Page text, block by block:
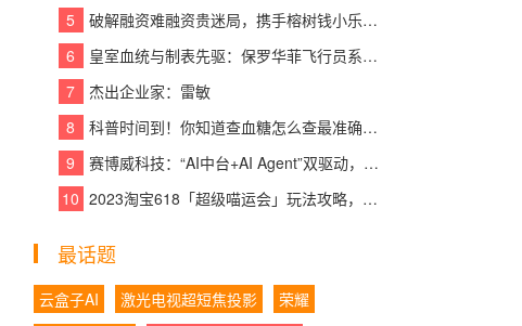
指南。
08:06:15 | 需求升级倒逼产业革新，2026上半
年电摩行业加速探索高质量发展“破局点”
08:06:26 | 助力汽车文化走向民间，懂车帝直
线竞速锦标赛上海站8月8日开赛
08:06:00 |
成都展台搭建白皮书：2026选择成
“灵晟”超算突破燃烧模拟极限
5
破解融资难融资贵迷局，携手榕树钱小乐，让贷款成功触手可及
6
皇室血统与制表先驱：保罗华菲飞行员系列与百达翡丽Calatrava的百年对话
7
杰出企业家：雷敏
8
科普时间到！你知道查血糖怎么查最准确吗？
9
赛博威科技：“AI中台+AI Agent”双驱动，【CYBER AI】智赋打造企业级AI大脑
10 2023淘宝618「超级喵运会」玩法攻略，领喵币升级猫猫瓜分5亿，附618红包口
最话题
云盒子AI 激光电视超短焦投影
荣耀